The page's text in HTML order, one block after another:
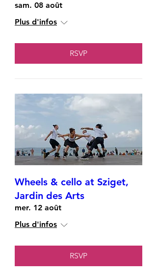
sam. 08 août
Plus d'infos
RSVP
Wheels & cello at Sziget,
Jardin des Arts
mer. 12 août
Plus d'infos
RSVP